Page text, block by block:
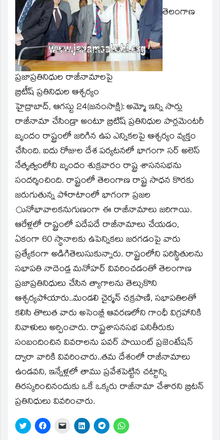
తెలంగాణ
ప్రజాప్రతినిధుల రాజీనామాలపై
బ్రిటీష్‌ ప్రతినిధుల ఆశ్చర్యం
హైద్రాబాద్‌, ఆగస్టు 24(జనంసాక్షి): అమ్మో ఇన్ని సార్లు
రాజీనామా చేసిండ్రా అంటూ బ్రిటిష్‌ ప్రతినిధుల పార్లమెంటరీ
బృందం రాష్ట్రంలో జరిగిన ఉప ఎన్నికలపై ఆశ్చర్యం వ్యక్తం
చేసింది. ఐదు రోజుల దేశ పర్యటనలో భాగంగా సర్‌ అలెస్‌
నేతృత్వంలోని బృందం శుక్రవారం రాష్ట్ర శాసనసభను
సందర్శించింది. రాష్ట్రంలో తెలంగాణ రాష్ట్ర సాధన కొరకు
జరుగుతున్న పోరాటాంలో భాగంగా ప్రజల
ునోభావాలకనుగుణంగా ఈ రాజీనామాలు జరిగాయి.
ఆరేళ్లలో రాష్ట్రంలో పదేపదే రాజీనామాలు చేయడం,
ఏకంగా 60 స్థానాలకు ఉపెన్నికలు జరగడంపై వారు
ప్రత్యేకంగా అడిగితెలుసుకున్నారు. రాష్ట్రంలోని పరిస్థితులను
సభాపతి నాదెండ్ల మనోహర్‌ వివరించడంతో తెలంగాణ
ప్రజాప్రతినిధులు చేసిన త్యాగాలను తెల్సుకొని
ఆశ్చర్యపోయారు..మండలి చైర్మన్‌ చక్రపాణి, సభాపతిలతో
కలిసి తొలుత వారు అసెంబ్లీ ఆవరణలోని గాంధీ విగ్రహానికి
నివాళులు అర్పించారు. రాష్ట్రశాసనసభ పనితీరుకు
సంబందించిన వివరాలను పవర్‌ పాయింట్‌ ప్రజెంటేషన్‌
ద్వారా వారికి వివరించారు..తమ దేశంలో రాజీనామాలు
ఉండవని, ఇన్నేళ్లలో తాము ప్రవేశపెట్టిన చట్టాన్ని
తిరస్కరించినందుకు ఒకే ఒక్కరు రాజీనామా చేశారని బ్రిటన్‌
ప్రతినిధులు వివరించారు.
Click
to
Click
to
Click Click
to
Click
to
Click
to